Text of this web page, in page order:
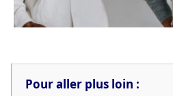
Pour aller plus loin :